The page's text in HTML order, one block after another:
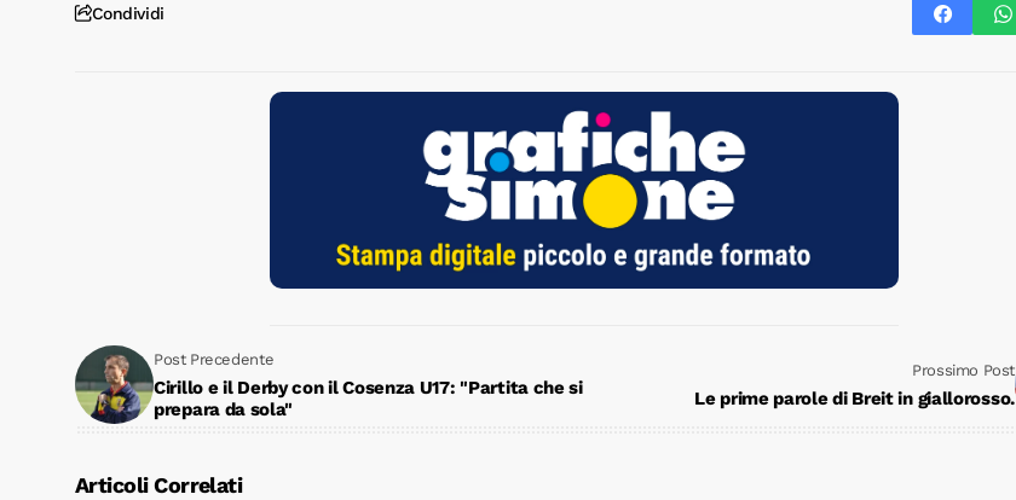
Condividi
Post Precedente
Cirillo e il Derby con il Cosenza U17: "Partita che si
prepara da sola"
Prossimo Post
Le prime parole di Breit in giallorosso.
Articoli Correlati